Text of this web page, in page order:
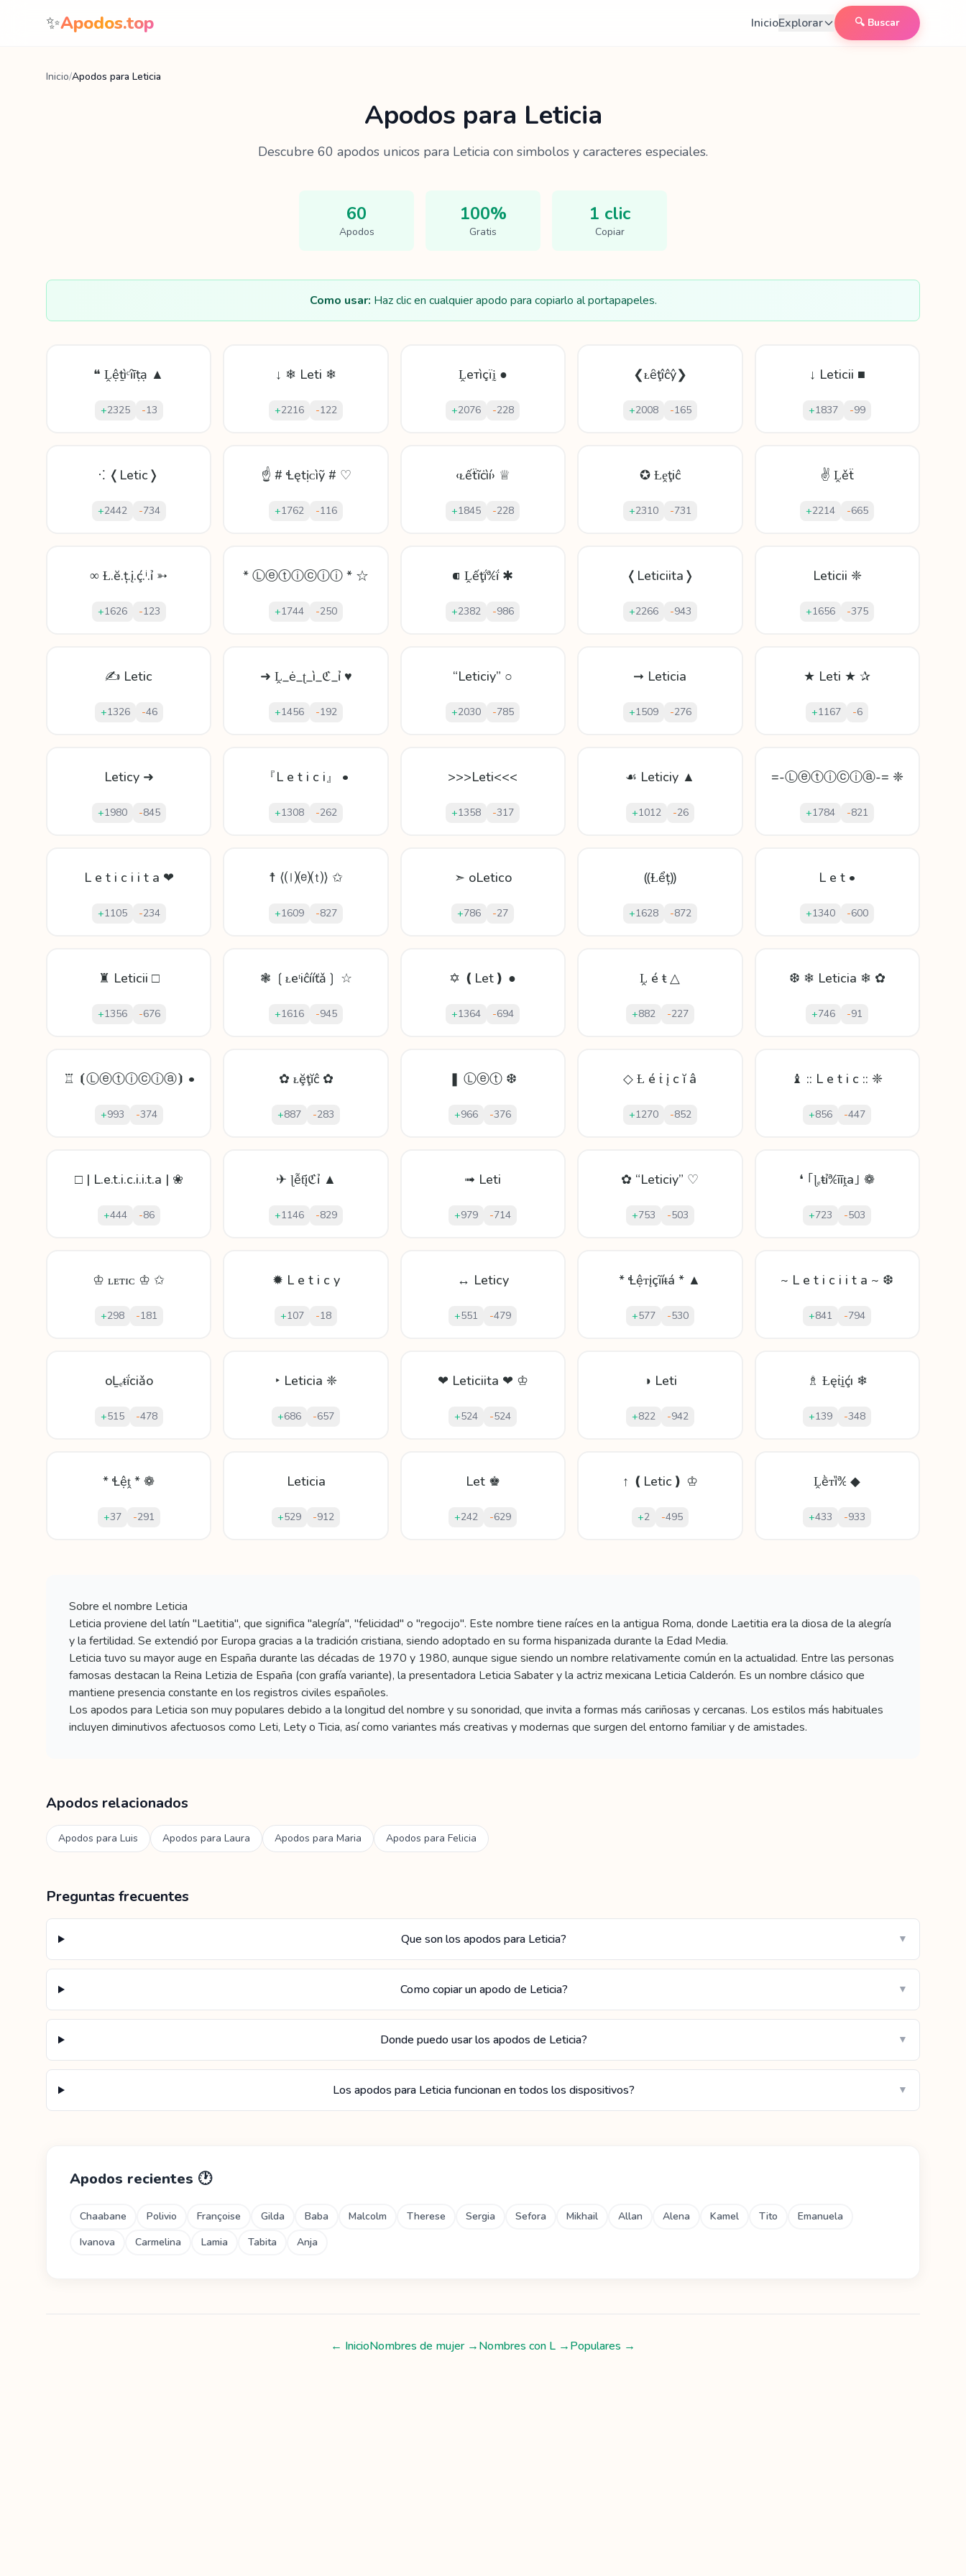
Saltar al contenido
✨Apodos.top InicioExplorar 🔍 Buscar
Inicio/Apodos para Leticia
Apodos para Leticia
Descubre 60 apodos unicos para Leticia con simbolos y caracteres especiales.
60
Apodos
100%
Gratis
1 clic
Copiar
Como usar: Haz clic en cualquier apodo para copiarlo al portapapeles.
❝ Ḽệṯìᶜȋīṭạ ▲
+2325 -13
↓ ❄ Leti ❄
+2216 -122
Ḽeтìçïḭ ●
+2076 -228
❮ᴌȇţîĉŷ❯
+2008 -165
↓ Leticii ■
+1837 -99
⁖ ❬Letic❭
+2442 -734
☝ # Ɬętịᴄìỹ # ♡
+1762 -116
‹ᴌếẗĩċìí› ♕
+1845 -228
✪ Ƚḙţiĉ
+2310 -731
✌ Ḽěẗ
+2214 -665
∞ Ɫ.ĕ.ț.į.ḉ.ⁱ.ỉ ➳
+1626 -123
* Ⓛⓔⓣⓘⓒⓘⓘ * ☆
+1744 -250
⁌ Ḽếţḯ℀ḯ ✱
+2382 -986
❬Leticiita❭
+2266 -943
Leticii ❈
+1656 -375
✍ Letic
+1326 -46
➜ Ḽ_ė_ʈ_ì_ℭ_ỉ ♥
+1456 -192
“Leticiy” ○
+2030 -785
➞ Leticia
+1509 -276
★ Leti ★ ✰
+1167 -6
Leticy ➜
+1980 -845
『L e t i c i』 •
+1308 -262
>>>Leti<<<
+1358 -317
☙ Leticiy ▲
+1012 -26
=-Ⓛⓔⓣⓘⓒⓘⓐ-= ❈
+1784 -821
L e t i c i i t a ❤
+1105 -234
☨ ⟨⒧⒠⒯⟩ ✩
+1609 -827
➣ oLetico
+786 -27
⸨Ɫểț⸩
+1628 -872
L e t •
+1340 -600
♜ Leticii □
+1356 -676
❃ ❲ᴌeᵗiĉííťǎ❳ ☆
+1616 -945
✡ ❪Let❫ ●
+1364 -694
Ḽ é ŧ △
+882 -227
❆ ❄ Leticia ❄ ✿
+746 -91
♖ ⦗Ⓛⓔⓣⓘⓒⓘⓐ⦘ •
+993 -374
✿ ᴌḝţĭĉ ✿
+887 -283
❚ Ⓛⓔⓣ ❆
+966 -376
◇ Ƚ é ṫ į с ĭ â
+1270 -852
♝ :: L e t i c :: ❈
+856 -447
□ | L.e.t.i.c.i.i.t.a | ❀
+444 -86
✈ ɭễƭįℭỉ ▲
+1146 -829
➟ Leti
+979 -714
✿ “Leticiy” ♡
+753 -503
❛ ｢ɭₑŧỉ℀īīṱa｣ ❁
+723 -503
♔ ʟᴇᴛɪᴄ ♔ ✩
+298 -181
✹ L e t i c y
+107 -18
↔ Leticy
+551 -479
* Ɬệᴛįçĩíᵵá * ▲
+577 -530
~ L e t i c i i t a ~ ❆
+841 -794
oḺₑᵵḯсiǎo
+515 -478
‣ Leticia ❈
+686 -657
❤ Leticiita ❤ ♔
+524 -524
◑ Leti
+822 -942
♗ Ƚęṫḭḉı ❄
+139 -348
* Ɬệṱ * ❁
+37 -291
Leticia
+529 -912
Let ♚
+242 -629
↑ ❪Letic❫ ♔
+2 -495
Ḽḕᴛȉ℀ ◆
+433 -933
Sobre el nombre Leticia
Leticia proviene del latín "Laetitia", que significa "alegría", "felicidad" o "regocijo". Este nombre tiene raíces en la antigua Roma, donde Laetitia era la diosa de la alegría
y la fertilidad. Se extendió por Europa gracias a la tradición cristiana, siendo adoptado en su forma hispanizada durante la Edad Media.
Leticia tuvo su mayor auge en España durante las décadas de 1970 y 1980, aunque sigue siendo un nombre relativamente común en la actualidad. Entre las personas
famosas destacan la Reina Letizia de España (con grafía variante), la presentadora Leticia Sabater y la actriz mexicana Leticia Calderón. Es un nombre clásico que
mantiene presencia constante en los registros civiles españoles.
Los apodos para Leticia son muy populares debido a la longitud del nombre y su sonoridad, que invita a formas más cariñosas y cercanas. Los estilos más habituales
incluyen diminutivos afectuosos como Leti, Lety o Ticia, así como variantes más creativas y modernas que surgen del entorno familiar y de amistades.
Apodos relacionados
Apodos para Luis Apodos para Laura Apodos para Maria Apodos para Felicia
Preguntas frecuentes
Que son los apodos para Leticia? ▼
Como copiar un apodo de Leticia? ▼
Donde puedo usar los apodos de Leticia? ▼
Los apodos para Leticia funcionan en todos los dispositivos? ▼
Apodos recientes 🕐
Chaabane Polivio Françoise Gilda Baba Malcolm Therese Sergia Sefora Mikhail Allan Alena Kamel Tito
Emanuela
Ivanova
Carmelina Lamia Tabita Anja
← InicioNombres de mujer→Nombres con L →Populares →